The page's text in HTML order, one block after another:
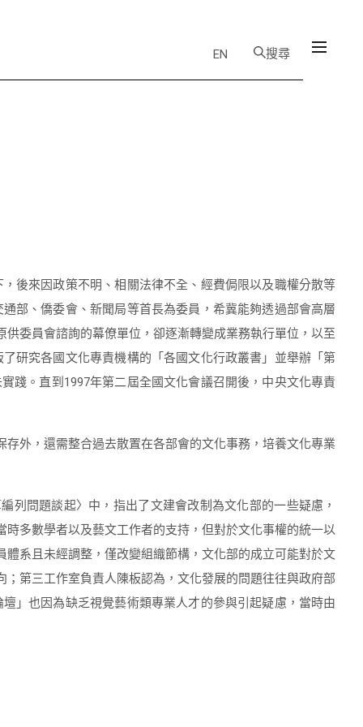
EN 搜尋
後來因政策不明、相關法律不全、經費侷限以及職權分散等
部、僑委會、新聞局等首長為委員，希冀能夠透過部會高層
委員會諮詢的幕僚單位，卻逐漸轉變成業務執行單位，以至
研究各國文化專責機構的「各國文化行政叢書」並舉辦「第
踐。直到1997年第二屆全國文化會議召開後，中央文化專責
外，還需整合過去散置在各部會的文化事務，培養文化專業
列問題談起〉中，指出了文建會改制為文化部的一些疑慮，
多數學者以及藝文工作者的支持，但對於文化事權的統一以
系且未經調整，僅改變組織節構，文化部的成立可能對於文
第三工作室負責人陳板認為，文化發展的問題往往與政府部
」也因為缺乏視覺藝術類專業人才的參與引起疑慮，當時由